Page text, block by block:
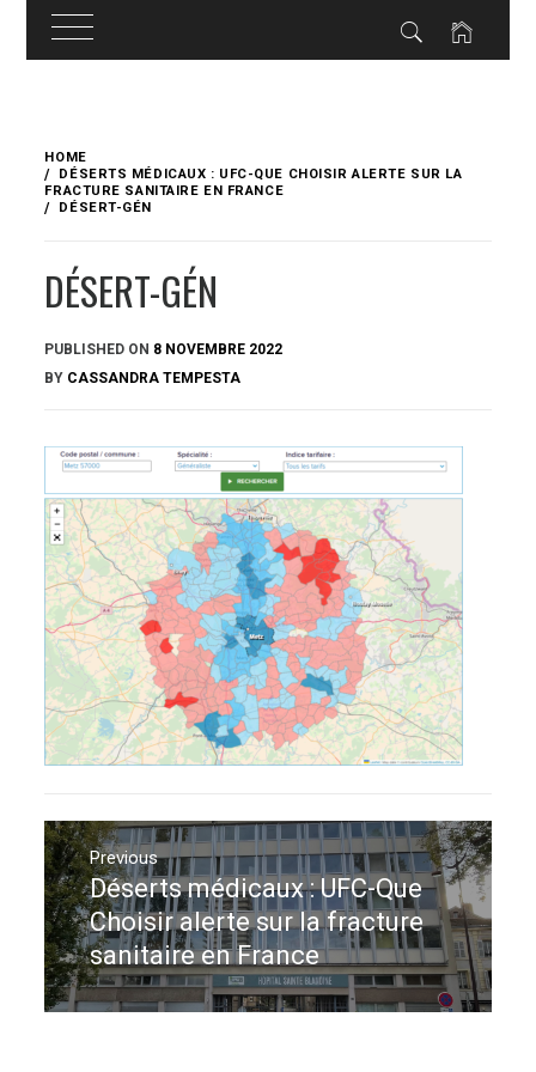
content
HOME
DÉSERTS MÉDICAUX : UFC-QUE CHOISIR ALERTE SUR LA
FRACTURE SANITAIRE EN FRANCE
DÉSERT-GÉN
DÉSERT-GÉN
PUBLISHED ON 8 NOVEMBRE 2022
BY CASSANDRA TEMPESTA
Navigation
de
l’article
Previous
Previous
post:
Déserts médicaux : UFC-Que
Choisir alerte sur la fracture
sanitaire en France